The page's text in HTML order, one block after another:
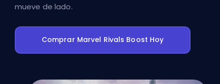
mueve de lado.
Comprar Marvel Rivals Boost Hoy